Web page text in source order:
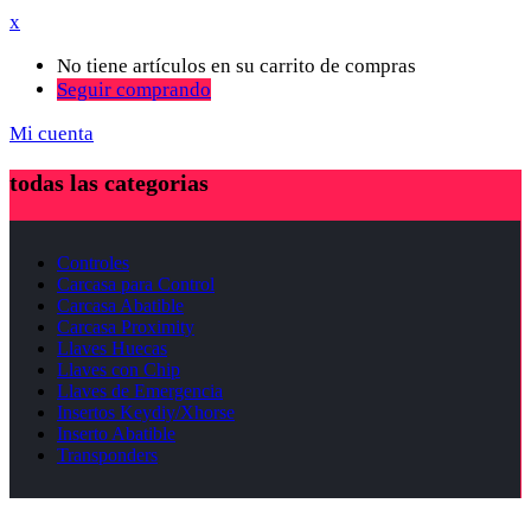
x
No tiene artículos en su carrito de compras
Seguir comprando
Mi cuenta
todas las categorias
Controles
Carcasa para Control
Carcasa Abatible
Carcasa Proximity
Llaves Huecas
Llaves con Chip
Llaves de Emergencia
Insertos Keydiy/Xhorse
Inserto Abatible
Transponders